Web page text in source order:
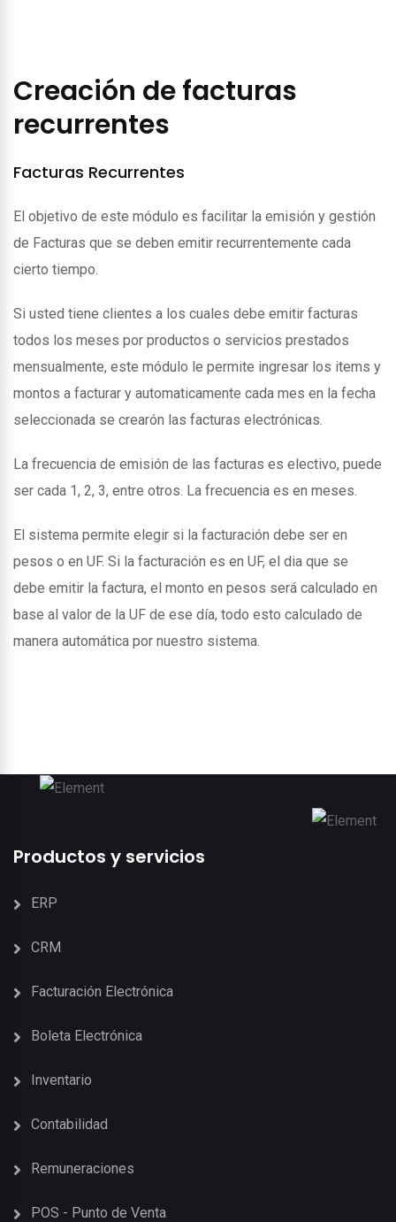
Creación de facturas
recurrentes
Facturas Recurrentes
El objetivo de este módulo es facilitar la emisión y gestión
de Facturas que se deben emitir recurrentemente cada
cierto tiempo.
Si usted tiene clientes a los cuales debe emitir facturas
todos los meses por productos o servicios prestados
mensualmente, este módulo le permite ingresar los items y
montos a facturar y automaticamente cada mes en la fecha
seleccionada se crearón las facturas electrónicas.
La frecuencia de emisión de las facturas es electivo, puede
ser cada 1, 2, 3, entre otros. La frecuencia es en meses.
El sistema permite elegir si la facturación debe ser en
pesos o en UF. Si la facturación es en UF, el dia que se
debe emitir la factura, el monto en pesos será calculado en
base al valor de la UF de ese día, todo esto calculado de
manera automática por nuestro sistema.
Productos y servicios
ERP
CRM
Facturación Electrónica
Boleta Electrónica
Inventario
Contabilidad
Remuneraciones
POS - Punto de Venta